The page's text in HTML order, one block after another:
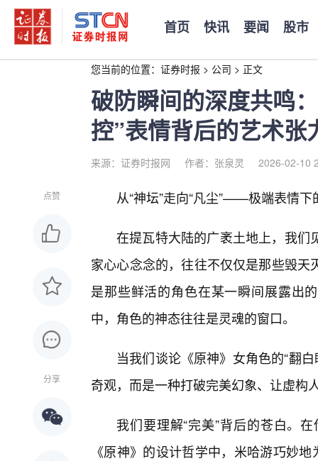
首页 快讯 要闻 股市
您当前的位置： 证券时报 > 公司 > 正文
破防瞬间的深度共鸣
控”表情背后的艺术张
来源：证券时报网 作者：张泉灵 2026-02-10
点赞
分享
从“神坛”走向“凡尘”——极端表情
在提瓦特大陆的广袤土地上，我们
家心心念念的，往往不仅仅是那些毁
是那些鲜活的角色在某一瞬间展露出
中，角色的神态往往是灵魂的窗口。
当我们谈论《原神》女角色的“翻
奇观，而是一种打破完美幻象、让虚构
我们要理解“完美”背后的苍白。
《原神》的设计哲学中，米哈游巧妙